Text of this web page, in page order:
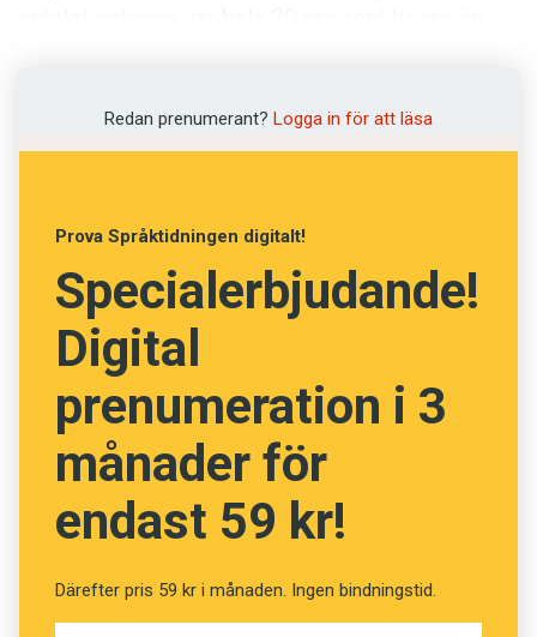
Redan prenumerant? Logga in för att läsa
Prova Språktidningen digitalt!
Specialerbjudande!
Digital
prenumeration i 3
månader för
endast 59 kr!
Därefter pris 59 kr i månaden. Ingen bindningstid.